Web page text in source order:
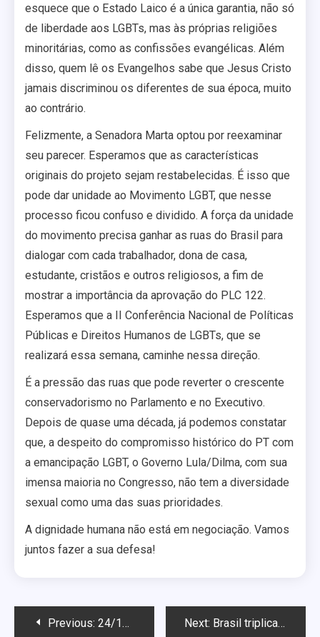
esquece que o Estado Laico é a única garantia, não só
de liberdade aos LGBTs, mas às próprias religiões
minoritárias, como as confissões evangélicas. Além
disso, quem lê os Evangelhos sabe que Jesus Cristo
jamais discriminou os diferentes de sua época, muito
ao contrário.
Felizmente, a Senadora Marta optou por reexaminar
seu parecer. Esperamos que as características
originais do projeto sejam restabelecidas. É isso que
pode dar unidade ao Movimento LGBT, que nesse
processo ficou confuso e dividido. A força da unidade
do movimento precisa ganhar as ruas do Brasil para
dialogar com cada trabalhador, dona de casa,
estudante, cristãos e outros religiosos, a fim de
mostrar a importância da aprovação do PLC 122.
Esperamos que a II Conferência Nacional de Políticas
Públicas e Direitos Humanos de LGBTs, que se
realizará essa semana, caminhe nessa direção.
É a pressão das ruas que pode reverter o crescente
conservadorismo no Parlamento e no Executivo.
Depois de quase uma década, já podemos constatar
que, a despeito do compromisso histórico do PT com
a emancipação LGBT, o Governo Lula/Dilma, com sua
imensa maioria no Congresso, não tem a diversidade
sexual como uma das suas prioridades.
A dignidade humana não está em negociação. Vamos
juntos fazer a sua defesa!
Navegação
Previous: 24/12/12 – Special Kinn Mitchel Next: Brasil triplica número de julgamento de ações gays em 2011